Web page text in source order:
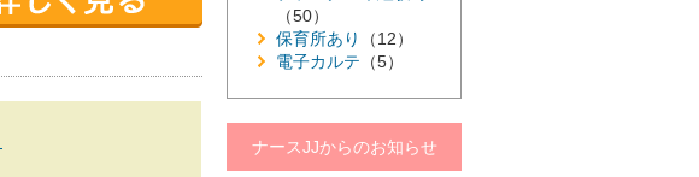
（50）
保育所あり
（12）
電子カルテ （5）
ナースJJからのお知らせ